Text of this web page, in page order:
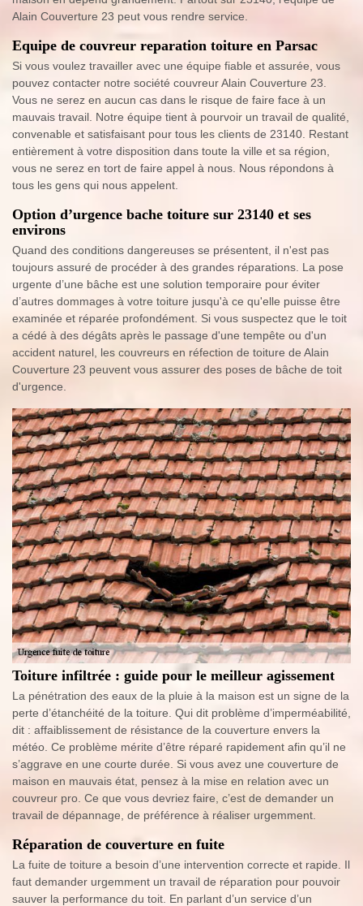
Alain Couverture 23 peut vous rendre service.
Equipe de couvreur reparation toiture en Parsac
Si vous voulez travailler avec une équipe fiable et assurée, vous
pouvez contacter notre société couvreur Alain Couverture 23.
Vous ne serez en aucun cas dans le risque de faire face à un
mauvais travail. Notre équipe tient à pourvoir un travail de qualité,
convenable et satisfaisant pour tous les clients de 23140. Restant
entièrement à votre disposition dans toute la ville et sa région,
vous ne serez en tort de faire appel à nous. Nous répondons à
tous les gens qui nous appelent.
Option d’urgence bache toiture sur 23140 et ses
environs
Quand des conditions dangereuses se présentent, il n'est pas
toujours assuré de procéder à des grandes réparations. La pose
urgente d’une bâche est une solution temporaire pour éviter
d’autres dommages à votre toiture jusqu'à ce qu'elle puisse être
examinée et réparée profondément. Si vous suspectez que le toit
a cédé à des dégâts après le passage d'une tempête ou d'un
accident naturel, les couvreurs en réfection de toiture de Alain
Couverture 23 peuvent vous assurer des poses de bâche de toit
d'urgence.
Toiture infiltrée : guide pour le meilleur agissement
La pénétration des eaux de la pluie à la maison est un signe de la
perte d’étanchéité de la toiture. Qui dit problème d’imperméabilité,
dit : affaiblissement de résistance de la couverture envers la
météo. Ce problème mérite d’être réparé rapidement afin qu’il ne
s’aggrave en une courte durée. Si vous avez une couverture de
maison en mauvais état, pensez à la mise en relation avec un
couvreur pro. Ce que vous devriez faire, c’est de demander un
travail de dépannage, de préférence à réaliser urgemment.
Réparation de couverture en fuite
La fuite de toiture a besoin d’une intervention correcte et rapide. Il
faut demander urgemment un travail de réparation pour pouvoir
sauver la performance du toit. En parlant d’un service d’un